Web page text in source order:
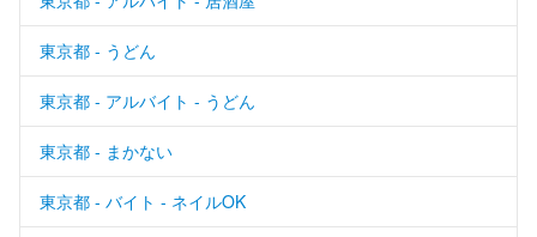
東京都 - うどん
東京都 - アルバイト - うどん
東京都 - まかない
東京都 - バイト - ネイルOK